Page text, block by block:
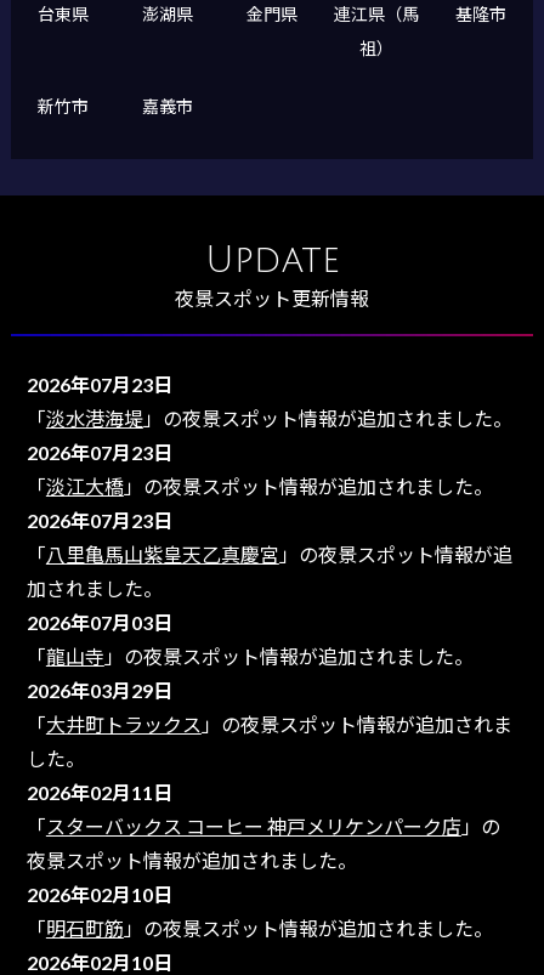
台東県 澎湖県 金門県
連江県（馬
祖）
基隆市
新竹市 嘉義市
Update
夜景スポット更新情報
2026年07月23日
「淡水港海堤」の夜景スポット情報が追加されました。
2026年07月23日
「淡江大橋」の夜景スポット情報が追加されました。
2026年07月23日
「八里亀馬山紫皇天乙真慶宮 」の夜景スポット情報が追
加されました。
2026年07月03日
「龍山寺 」の夜景スポット情報が追加されました。
2026年03月29日
「大井町トラックス 」の夜景スポット情報が追加されま
した。
2026年02月11日
「スターバックス コーヒー 神戸メリケンパーク店」の
夜景スポット情報が追加されました。
2026年02月10日
「明石町筋 」の夜景スポット情報が追加されました。
2026年02月10日